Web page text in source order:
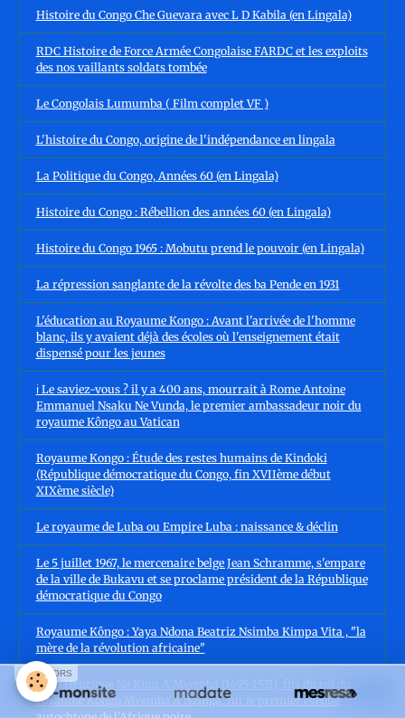
Histoire du Congo Che Guevara avec L D Kabila (en Lingala)
RDC Histoire de Force Armée Congolaise FARDC et les exploits
des nos vaillants soldats tombée
Le Congolais Lumumba ( Film complet VF )
L'histoire du Congo, origine de l'indépendance en lingala
La Politique du Congo, Années 60 (en Lingala)
Histoire du Congo : Rébellion des années 60 (en Lingala)
Histoire du Congo 1965 : Mobutu prend le pouvoir (en Lingala)
La répression sanglante de la révolte des ba Pende en 1931
L'éducation au Royaume Kongo : Avant l'arrivée de l'homme
blanc, ils y avaient déjà des écoles où l'enseignement était
dispensé pour les jeunes
ℹ️ Le saviez-vous ? il y a 400 ans, mourrait à Rome Antoine
Emmanuel Nsaku Ne Vunda, le premier ambassadeur noir du
royaume Kôngo au Vatican
Royaume Kongo : Étude des restes humains de Kindoki
(République démocratique du Congo, fin XVIIème début
XIXème siècle)
Le royaume de Luba ou Empire Luba : naissance & déclin
Le 5 juillet 1967, le mercenaire belge Jean Schramme, s'empare
de la ville de Bukavu et se proclame président de la République
démocratique du Congo
Royaume Kôngo : Yaya Ndona Beatriz Nsimba Kimpa Vita , "la
mère de la révolution africaine"
Dom Henrique Ne Kinu A Mvemba (1495-1531), fils du roi du
royaume Kôngo Mvemba A Nzinga, fut le premier évêque
SPONSORS